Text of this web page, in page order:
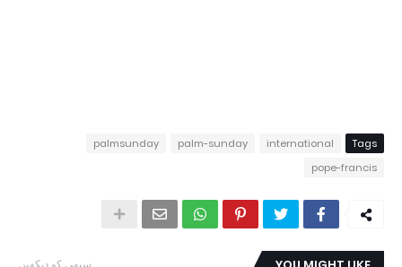
Tags
international
palm-sunday
palmsunday
pope-francis
سبھی کو دیکھیں